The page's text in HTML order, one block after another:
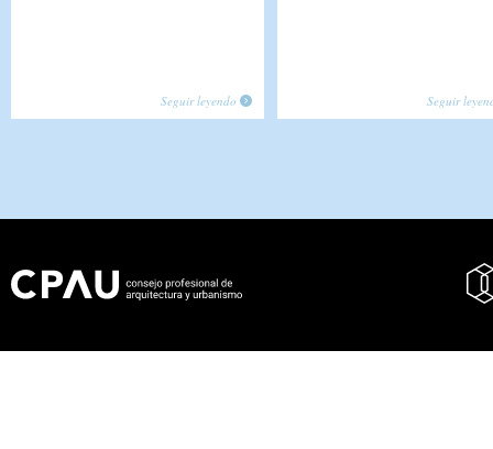
Seguir leyendo Seguir